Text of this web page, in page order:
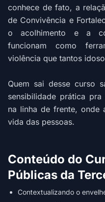
conhece de fato, a
de Convivência e
o acolhimento e a
funcionam como
violência que tantos
Quem sai desse curso
sensibilidade prática
na linha de frente, onde
vida das pessoas.
Conteúdo do
Públicas da
Contextualizando o